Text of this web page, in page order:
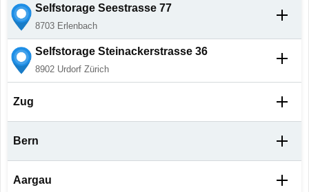
Selfstorage Seestrasse 77
8703 Erlenbach
Selfstorage Steinackerstrasse 36
8902 Urdorf Zürich
Zug
Selfstorage
Bern
Aargau